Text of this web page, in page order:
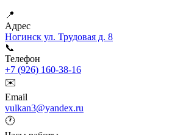
📍
Адрес
Ногинск ул. Трудовая д. 8
📞
Телефон
+7 (926) 160-38-16
✉️
Email
vulkan3@yandex.ru
🕐